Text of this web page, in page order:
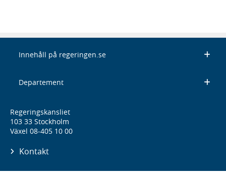
Innehåll på regeringen.se
Departement
Regeringskansliet
103 33 Stockholm
Växel 08-405 10 00
Kontakt